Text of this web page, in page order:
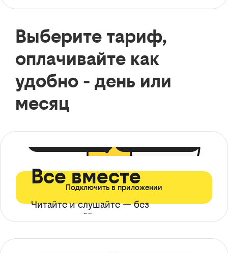
Выберите тариф,
оплачивайте как
удобно - день или
месяц
Все вместе
Читайте и слушайте — без
ограничений*
Подключить в приложении